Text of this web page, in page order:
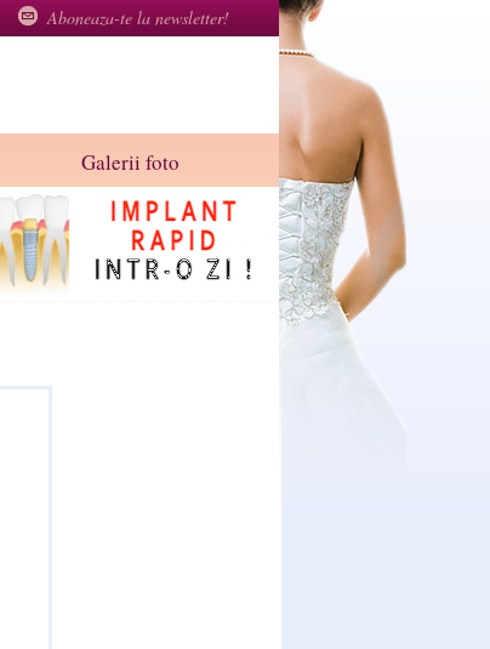
Aboneaza-te la newsletter!
Galerii foto